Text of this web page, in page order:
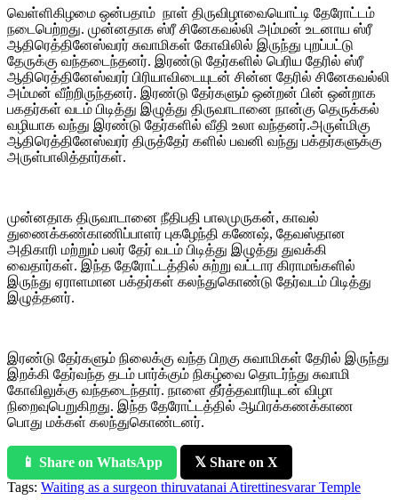
வெள்ளிகிழமை ஒன்பதாம் நாள் திருவிழாவையொட்டி தேரோட்டம்
நடைபெற்றது. முன்னதாக ஸ்ரீ சினேகவல்லி அம்மன் உடனாய ஸ்ரீ
ஆதிரெத்தினேஸ்வரர் சுவாமிகள் கோவிலில் இருந்து புறப்பட்டு
தேருக்கு வந்தடைந்தனர். இரண்டு தேர்களில் பெரிய தேரில் ஸ்ரீ
ஆதிரெத்தினேஸ்வரர் பிரியாவிடையுடன் சின்ன தேரில் சினேகவல்லி
அம்மன் வீற்றிருந்தனர். இரண்டு தேர்களும் ஒன்றன் பின் ஒன்றாக
பகதர்கள் வடம் பிடித்து இழுத்து திருவாடானை நான்கு தெருக்கல்
வழியாக வந்து இரண்டு தேர்களில் வீதி உலா வந்தனர்.அருள்மிகு
ஆதிரெத்தினேஸ்வரர் திருத்தேர் களில் பவனி வந்து பக்தர்களுக்கு
அருள்பாலித்தார்கள்.
முன்னதாக திருவாடானை நீதிபதி பாலமுருகன், காவல்
துணைக்கண்காணிப்பாளர் புகழேந்தி கணேஷ், தேவஸ்தான
அதிகாரி மற்றும் பலர் தேர் வடம் பிடித்து இழுத்து துவக்கி
வைதார்கள். இந்த தேரோட்டத்தில் சுற்று வட்டார கிராமங்களில்
இருந்து ஏராளமான பக்தர்கள் கலந்துகொண்டு தேர்வடம் பிடித்து
இழுத்தனர்.
இரண்டு தேர்களும் நிலைக்கு வந்த பிறகு சுவாமிகள் தேரில் இருந்து
இறக்கி தேர்வந்த தடம் பார்க்கும் நிகழ்வை தொடர்ந்து சுவாமி
கோவிலுக்கு வந்தடைந்தார். நாளை தீர்த்தவாரியுடன் விழா
நிறைவுபெறுகிறது. இந்த தேரோட்டத்தில் ஆயிரக்கணக்காண
பொது மக்கள் கலந்துகொண்டனர்.
📱 Share on WhatsApp
𝕏 Share on X
Tags: Waiting as a surgeon thiruvatanai Atirettinesvarar Temple